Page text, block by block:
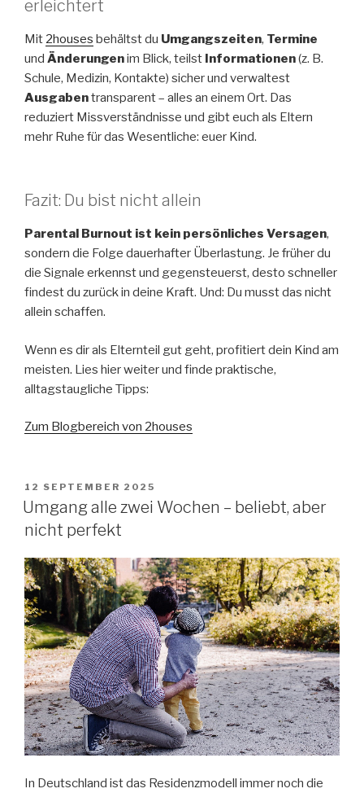
erleichtert
Mit 2houses behältst du Umgangszeiten, Termine
und Änderungenim Blick, teilst Informationen(z. B.
Schule, Medizin, Kontakte) sicher und verwaltest
Ausgabentransparent – alles an einem Ort. Das
reduziert Missverständnisse und gibt euch als Eltern
mehr Ruhe für das Wesentliche: euer Kind.
Fazit: Du bist nicht allein
Parental Burnout ist kein persönliches Versagen,
sondern die Folge dauerhafter Überlastung. Je früher du
die Signale erkennst und gegensteuerst, desto schneller
findest du zurück in deine Kraft. Und: Du musst das nicht
allein schaffen.
Wenn es dir als Elternteil gut geht, profitiert dein Kind am
meisten. Lies hier weiter und finde praktische,
alltagstaugliche Tipps:
Zum Blogbereich von 2houses
VERÖFFENTLICHT
AM
12 SEPTEMBER 2025
Umgang alle zwei Wochen – beliebt, aber
nicht perfekt
In Deutschland ist das Residenzmodell immer noch die